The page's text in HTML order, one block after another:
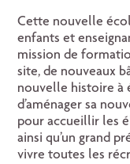
Cette nouvelle
enfants et
mission de
site, de nouveaux
nouvelle histoire à
d’aménager sa
pour accueillir les
ainsi qu’un grand
vivre toutes les